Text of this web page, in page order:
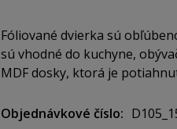
Fóliované dvierka sú
sú vhodné do kuchyne,
MDF dosky, ktorá je
štýlu.
Objednávkové číslo